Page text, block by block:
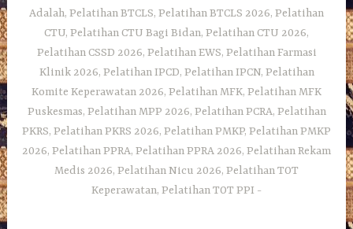
Adalah, Pelatihan BTCLS, Pelatihan BTCLS 2026, Pelatihan
CTU, Pelatihan CTU Bagi Bidan, Pelatihan CTU 2026,
Pelatihan CSSD 2026, Pelatihan EWS, Pelatihan Farmasi
Klinik 2026, Pelatihan IPCD, Pelatihan IPCN, Pelatihan
Komite Keperawatan 2026, Pelatihan MFK, Pelatihan MFK
Puskesmas, Pelatihan MPP 2026, Pelatihan PCRA, Pelatihan
PKRS, Pelatihan PKRS 2026, Pelatihan PMKP, Pelatihan PMKP
2026, Pelatihan PPRA, Pelatihan PPRA 2026, Pelatihan Rekam
Medis 2026, Pelatihan Nicu 2026, Pelatihan TOT
Keperawatan, Pelatihan TOT PPI